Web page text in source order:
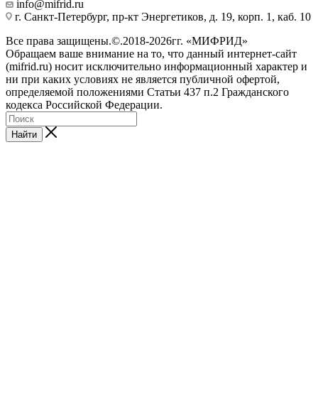
info@mifrid.ru
г. Санкт-Петербург, пр-кт Энергетиков, д. 19, корп. 1, каб. 10
Все права защищены.©.2018-2026гг. «МИФРИД»
Обращаем ваше внимание на то, что данный интернет-сайт
(mifrid.ru) носит исключительно информационный характер и
ни при каких условиях не является публичной офертой,
определяемой положениями Статьи 437 п.2 Гражданского
кодекса Российской Федерации.
Найти